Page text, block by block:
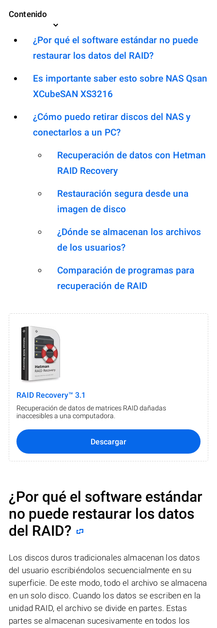
Contenido
¿Por qué el software estándar no puede
restaurar los datos del RAID?
Es importante saber esto sobre NAS Qsan
XCubeSAN XS3216
¿Cómo puedo retirar discos del NAS y
conectarlos a un PC?
Recuperación de datos con Hetman
RAID Recovery
Restauración segura desde una
imagen de disco
¿Dónde se almacenan los archivos
de los usuarios?
Comparación de programas para
recuperación de RAID
RAID Recovery™ 3.1
Recuperación de datos de matrices RAID dañadas
inaccesibles a una computadora.
Descargar
¿Por qué el software estándar
no puede restaurar los datos
del RAID?
Los discos duros tradicionales almacenan los datos
del usuario escribiéndolos secuencialmente en su
superficie. De este modo, todo el archivo se almacena
en un solo disco. Cuando los datos se escriben en la
unidad RAID, el archivo se divide en partes. Estas
partes se almacenan sucesivamente en todos los